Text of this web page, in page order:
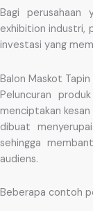
Bagi perusahaan
exhibition industri,
investasi yang
Balon Maskot
Peluncuran
menciptakan
dibuat
sehingga
audiens.
Beberapa contoh